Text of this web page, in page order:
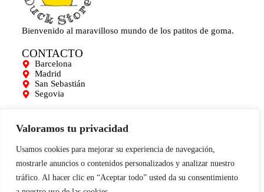
Valoramos tu privacidad
Usamos cookies para mejorar su experiencia de navegación,
mostrarle anuncios o contenidos personalizados y analizar nuestro
tráfico. Al hacer clic en “Aceptar todo” usted da su consentimiento
Bienvenido al maravilloso mundo de los patitos de goma.
CONTACTO
Barcelona
Madrid
San Sebastián
Segovia
Mi cuenta
Para empresas
Limpieza de Patitos
Blog
INFORMACIÓN